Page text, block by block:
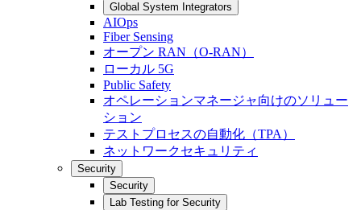
Global System Integrators
AIOps
Fiber Sensing
オープン RAN（O-RAN）
ローカル 5G
Public Safety
オペレーションマネージャ向けのソリュー
ション
テストプロセスの自動化（TPA）
ネットワークセキュリティ
Security
Security
Lab Testing for Security